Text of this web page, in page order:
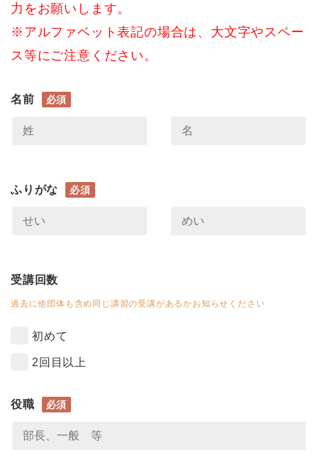
力をお願いします。
※アルファベット表記の場合は、大文字やスペー
ス等にご注意ください。
名前 必須
ふりがな 必須
受講回数
過去に他団体も含め同じ講習の受講があるかお知らせください
初めて
2回目以上
役職 必須